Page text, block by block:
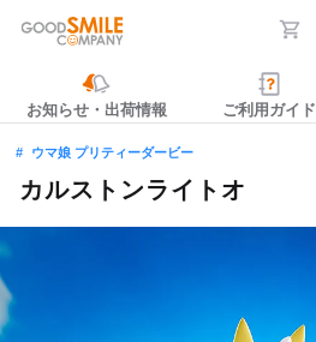
お知らせ・出荷情報 ご利用ガイド
ウマ娘 プリティーダービー
カルストンライトオ